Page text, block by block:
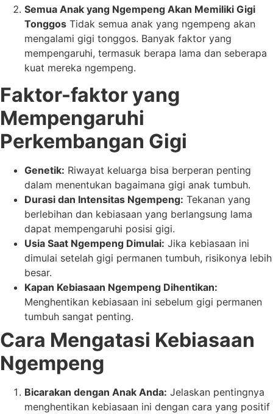
Semua Anak yang Ngempeng Akan Memiliki Gigi
Tonggos Tidak semua anak yang ngempeng akan
mengalami gigi tonggos. Banyak faktor yang
mempengaruhi, termasuk berapa lama dan seberapa
kuat mereka ngempeng.
Faktor-faktor yang
Mempengaruhi
Perkembangan Gigi
Genetik: Riwayat keluarga bisa berperan penting
dalam menentukan bagaimana gigi anak tumbuh.
Durasi dan Intensitas Ngempeng: Tekanan yang
berlebihan dan kebiasaan yang berlangsung lama
dapat mempengaruhi posisi gigi.
Usia Saat Ngempeng Dimulai: Jika kebiasaan ini
dimulai setelah gigi permanen tumbuh, risikonya lebih
besar.
Kapan Kebiasaan Ngempeng Dihentikan:
Menghentikan kebiasaan ini sebelum gigi permanen
tumbuh sangat penting.
Cara Mengatasi Kebiasaan
Ngempeng
Bicarakan dengan Anak Anda: Jelaskan pentingnya
menghentikan kebiasaan ini dengan cara yang positif